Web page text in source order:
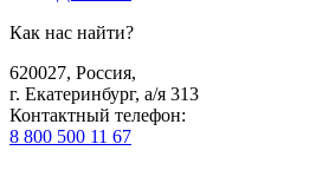
Как нас найти?
620027, Россия,
г. Екатеринбург, а/я 313
Контактный телефон:
8 800 500 11 67